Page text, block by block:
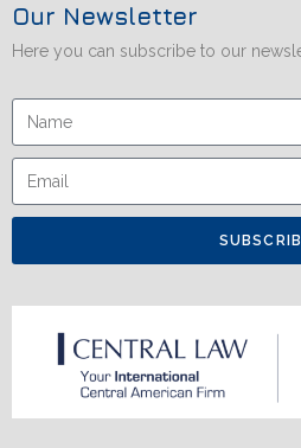
Our Newsletter
Here you can subscribe to our